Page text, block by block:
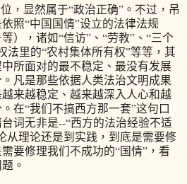
显然属于“政治正确”。不过，吊
照“中国国情”设立的法律法规
），诸如“信访”、“劳教”、“三个
法里的“农村集体所有权”等等，其
所面对的最不稳定、最没有发展
凡是那些依据人类法治文明成果
来越稳定、越来越深入人心和越
在“我们不搞西方那一套”这句口
词无非是--“西方的法治经验不适
从理论还是到实践，到底是需要修
要修理我们不成功的“国情”，看
。